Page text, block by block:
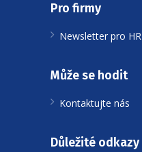
Pro firmy
Newsletter pro HR
Může se hodit
Kontaktujte nás
Důležité odkazy